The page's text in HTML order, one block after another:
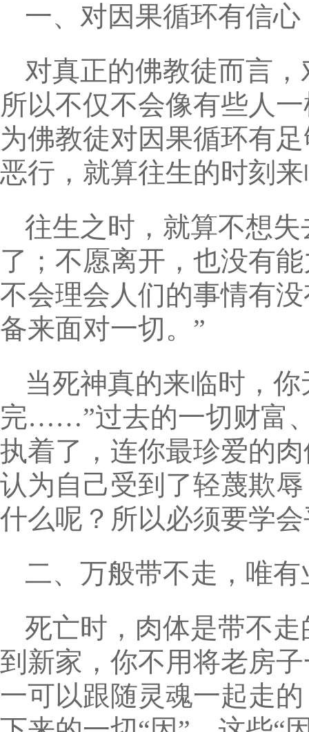
一、对因果循环有信心
对真正的佛教徒而言
所以不仅不会像有些人
为佛教徒对因果循环有
恶行，就算往生的时刻
往生之时，就算不想
了；不愿离开，也没有
不会理会人们的事情有
备来面对一切。”
当死神真的来临时，
完……”过去的一切财富
执着了，连你最珍爱的
认为自己受到了轻蔑欺
什么呢？所以必须要学
二、万般带不走，唯有
死亡时，肉体是带不
到新家，你不用将老房
一可以跟随灵魂一起走